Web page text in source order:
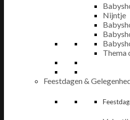
Nijntje
Thema
Feestdagen &